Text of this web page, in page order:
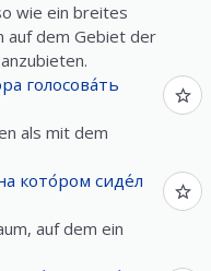
wie ein breites
auf dem Gebiet der
голосова́ть
als mit dem
кото́ром сиде́л
auf dem ein